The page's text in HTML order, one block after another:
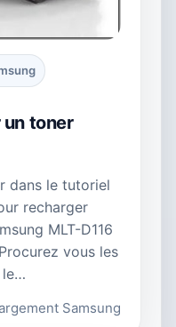
toner
dans le tutoriel
recharger
MLT-D116
vous les
le…
Samsung